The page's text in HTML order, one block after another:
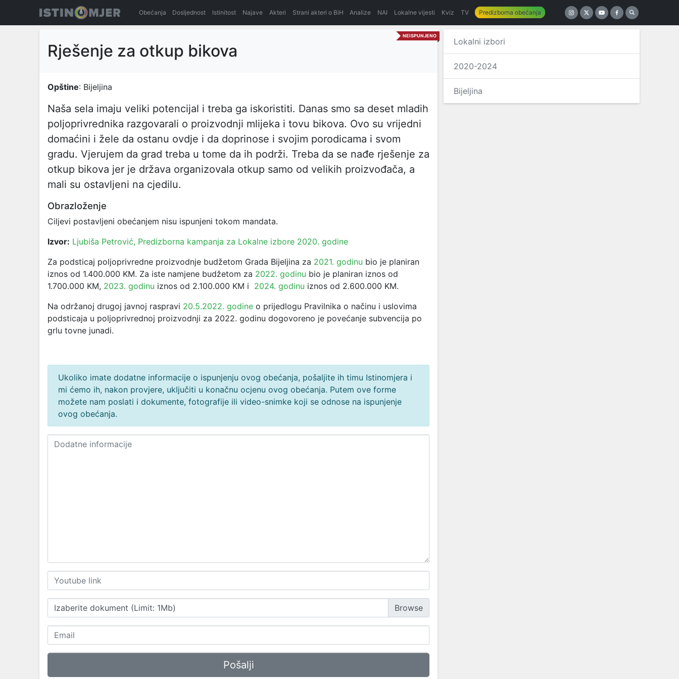
Obećanja Dosljednost Istinitost Najave Akteri Strani akteri o BiH Analize NAI Lokalne vijesti Kviz TV Predizborna obećanja
NEISPUNJENO
Rješenje za otkup bikova
Opštine: Bijeljina
Naša sela imaju veliki potencijal i treba ga iskoristiti. Danas smo sa deset mladih
poljoprivrednika razgovarali o proizvodnji mlijeka i tovu bikova. Ovo su vrijedni
domaćini i žele da ostanu ovdje i da doprinose i svojim porodicama i svom
gradu. Vjerujem da grad treba u tome da ih podrži. Treba da se nađe rješenje za
otkup bikova jer je država organizovala otkup samo od velikih proizvođača, a
mali su ostavljeni na cjedilu.
Obrazloženje
Ciljevi postavljeni obećanjem nisu ispunjeni tokom mandata.
Izvor: Ljubiša Petrović, Predizborna kampanja za Lokalne izbore 2020. godine
Za podsticaj poljoprivredne proizvodnje budžetom Grada Bijeljina za 2021. godinu bio je planiran
iznos od 1.400.000 KM. Za iste namjene budžetom za 2022. godinu bio je planiran iznos od
1.700.000 KM, 2023. godinu iznos od 2.100.000 KM i 2024. godinu iznos od 2.600.000 KM.
Na održanoj drugoj javnoj raspravi 20.5.2022. godine o prijedlogu Pravilnika o načinu i uslovima
podsticaja u poljoprivrednoj proizvodnji za 2022. godinu dogovoreno je povećanje subvencija po
grlu tovne junadi.
Ukoliko imate dodatne informacije o ispunjenju ovog obećanja, pošaljite ih timu Istinomjera i
mi ćemo ih, nakon provjere, uključiti u konačnu ocjenu ovog obećanja. Putem ove forme
možete nam poslati i dokumente, fotografije ili video-snimke koji se odnose na ispunjenje
ovog obećanja.
Izaberite dokument (Limit: 1Mb)
Lokalni izbori
2020-2024
Bijeljina